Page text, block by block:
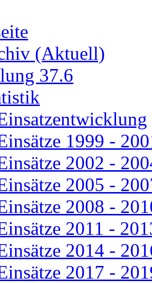
(Aktuell)
37.6
1999 -
2002 -
2005 -
2008 -
2011 -
2014 -
2017 -